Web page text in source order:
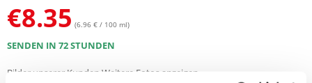
€8.35 (6.96 € / 100 ml)
SENDEN IN 72 STUNDEN
Bilder unserer Kunden Weitere Fotos anzeigen